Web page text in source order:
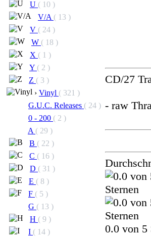
U ( 10 )
V/A ( 13 )
V ( 24 )
W ( 18 )
X ( 1 )
Y ( 2 )
Z ( 3 )
› Vinyl ( 321 )
G.U.C. Releases ( 24 )
0 - 200 ( 2 )
A ( 29 )
B ( 22 )
C ( 16 )
D ( 31 )
E ( 8 )
F ( 5 )
G ( 13 )
H ( 9 )
I ( 14 )
CD/27
- raw
0.0 von